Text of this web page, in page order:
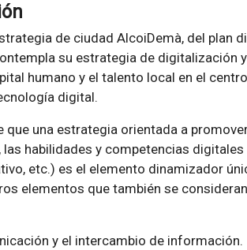
de ciudad AlcoiDemà, del plan
su estrategia de
humano y el talento local en el
digital.
que una estrategia orientada a
habilidades y competencias
etc.) es el elemento dinamizador
elementos que también se
y el intercambio de información.